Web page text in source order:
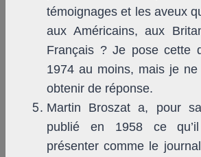
témoignages et les aveux
aux Américains, aux
Français ? Je pose cette
1974 au moins, mais je
obtenir de réponse.
Martin Broszat a, pour
publié en 1958 ce
présenter comme le